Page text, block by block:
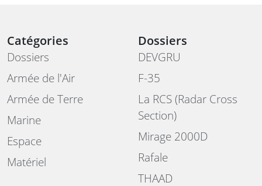
Catégories
Dossiers
Armée de l'Air
Armée de Terre
Marine
Espace
Matériel
Dossiers
DEVGRU
F-35
La RCS (Radar Cross
Section)
Mirage 2000D
Rafale
THAAD